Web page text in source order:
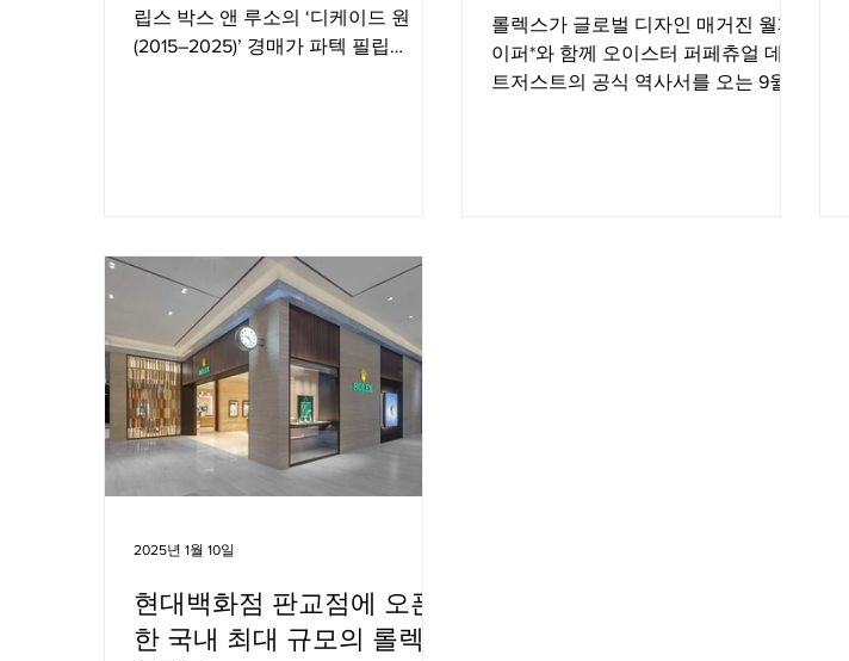
립스 박스 앤 루소의 ‘디케이드 원
(2015–2025)’ 경매가 파텍 필립
롤렉스가 글로벌 디자인 매거진 월페
이퍼*와 함께 오이스터 퍼페츄얼 데이
트저스트의 공식 역사서를 오는 9월
현대백화점 판교점에 오픈
한 국내 최대 규모의 롤렉스
2025년 1월 10일